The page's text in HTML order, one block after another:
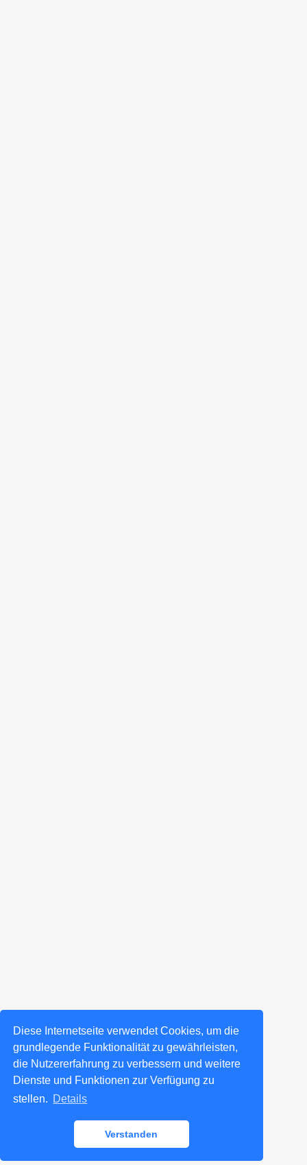
Diese Internetseite verwendet Cookies, um die
grundlegende Funktionalität zu gewährleisten,
die Nutzererfahrung zu verbessern und weitere
Dienste und Funktionen zur Verfügung zu
stellen. Details
Verstanden